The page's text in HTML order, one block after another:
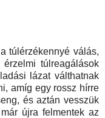
túlérzékennyé válás,
túlreagálások
lázat válthatnak
amíg egy rossz hírre
és aztán vesszük
újra felmentek az